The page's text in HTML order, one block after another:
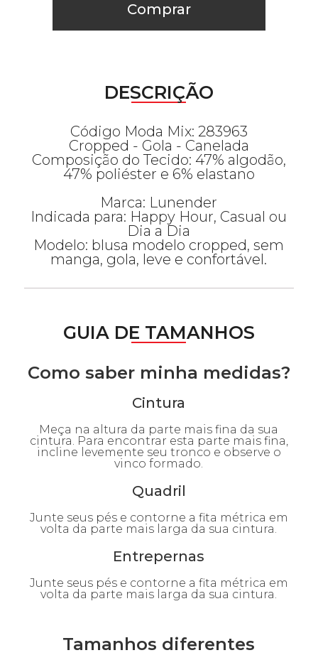
Comprar
DESCRIÇÃO
Código Moda Mix: 283963
Cropped - Gola - Canelada
Composição do Tecido: 47% algodão,
47% poliéster e 6% elastano
Marca: Lunender
Indicada para: Happy Hour, Casual ou
Dia a Dia
Modelo: blusa modelo cropped, sem
manga, gola, leve e confortável.
GUIA DE TAMANHOS
Como saber minha medidas?
Cintura
Meça na altura da parte mais fina da sua
cintura. Para encontrar esta parte mais fina,
incline levemente seu tronco e observe o
vinco formado.
Quadril
Junte seus pés e contorne a fita métrica em
volta da parte mais larga da sua cintura.
Entrepernas
Junte seus pés e contorne a fita métrica em
volta da parte mais larga da sua cintura.
Tamanhos diferentes